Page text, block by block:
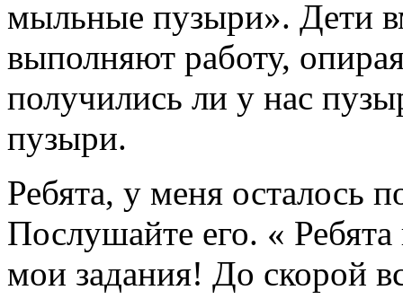
мыльные пузыри». Дети
выполняют работу,
получились ли у нас
пузыри.
Ребята, у меня осталось
Послушайте его. «
мои задания! До скорой